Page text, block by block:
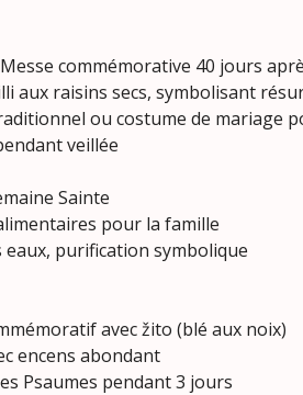
commémorative 40 jours
aux raisins secs, symbolisant
ou costume de mariage
veillée
Sainte
pour la famille
eaux, purification symbolique
avec žito (blé aux noix)
encens abondant
Psaumes pendant 3 jours